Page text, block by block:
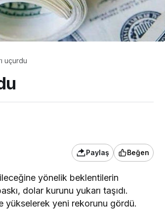
uçurdu
Paylaş Beğen
yönelik beklentilerin
dolar kurunu yukarı taşıdı.
yükselerek yeni rekorunu gördü.